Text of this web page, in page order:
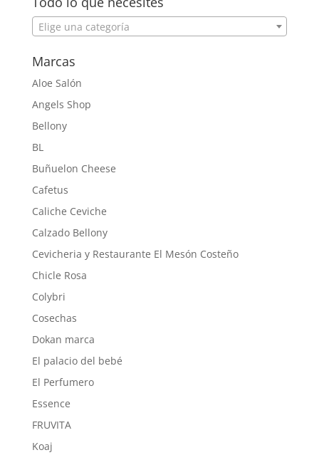
Elige una categoría
Marcas
Aloe Salón
Angels Shop
Bellony
BL
Buñuelon Cheese
Cafetus
Caliche Ceviche
Calzado Bellony
Cevicheria y Restaurante El Mesón Costeño
Chicle Rosa
Colybri
Cosechas
Dokan marca
El palacio del bebé
El Perfumero
Essence
FRUVITA
Koaj